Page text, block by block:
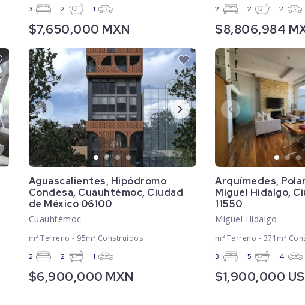
3 2 1
$7,650,000 MXN
2 2 2
$8,806,984
Aguascalientes, Hipódromo
Condesa, Cuauhtémoc, Ciudad
de México 06100
Cuauhtémoc
m² Terreno - 95m² Construidos
2 2 1
$6,900,000 MXN
Arquímedes,
Miguel Hidalgo,
11550
Miguel Hidalgo
m² Terreno - 371m²
3 5 4
$1,900,000